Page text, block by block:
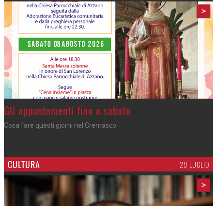
>
Casale Cremasco - Arriva il mago
Manumagic anima il quinto appuntamento di E... state in riva al Serio
CULTURA 29 LUGLIO
>